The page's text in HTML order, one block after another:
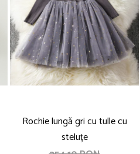
Rochie lungă gri cu tulle cu
steluțe